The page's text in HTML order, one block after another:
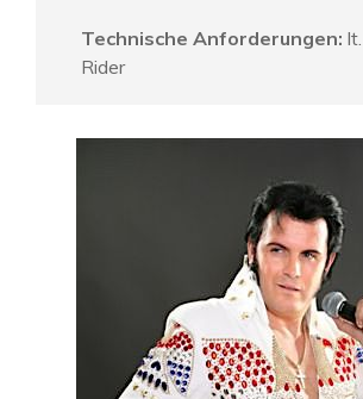
Technische Anforderungen:
Rider